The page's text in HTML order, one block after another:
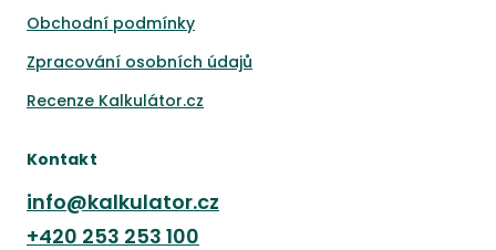
Obchodní podmínky
Zpracování osobních údajů
Recenze Kalkulátor.cz
Kontakt
info@kalkulator.cz
+420 253 253 100